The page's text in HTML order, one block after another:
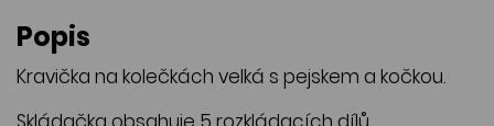
Popis
Kravička na kolečkách velká s pejskem a kočkou.